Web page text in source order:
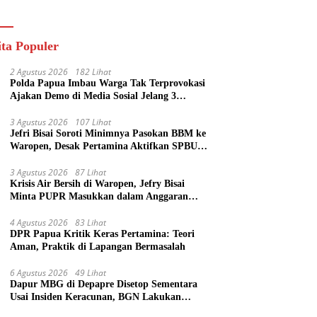
Populer
2 Agustus 2026 182 Lihat
Polda Papua Imbau Warga Tak Terprovokasi
Ajakan Demo di Media Sosial Jelang 3
3 Agustus 2026 107 Lihat
Jefri Bisai Soroti Minimnya Pasokan BBM ke
Waropen, Desak Pertamina Aktifkan SPBU
3 Agustus 2026 87 Lihat
Krisis Air Bersih di Waropen, Jefry Bisai
Minta PUPR Masukkan dalam Anggaran
4 Agustus 2026 83 Lihat
DPR Papua Kritik Keras Pertamina: Teori
Aman, Praktik di Lapangan Bermasalah
6 Agustus 2026 49 Lihat
Dapur MBG di Depapre Disetop Sementara
Usai Insiden Keracunan, BGN Lakukan